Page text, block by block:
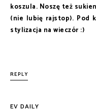
koszula. Noszę też
(nie lubię rajstop). Pod
stylizacja na wieczór :)
REPLY
EV DAILY